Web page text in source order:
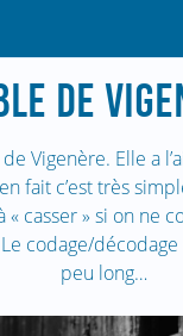
DE
Vigenère. Elle a
fait c’est très
casser » si on ne
codage/
peu long…